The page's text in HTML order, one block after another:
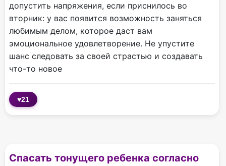
допустить напряжения, если приснилось во
вторник: у вас появится возможность заняться
любимым делом, которое даст вам
эмоциональное удовлетворение. Не упустите
шанс следовать за своей страстью и создавать
что-то новое
♥21
Спасать тонущего ребенка согласно